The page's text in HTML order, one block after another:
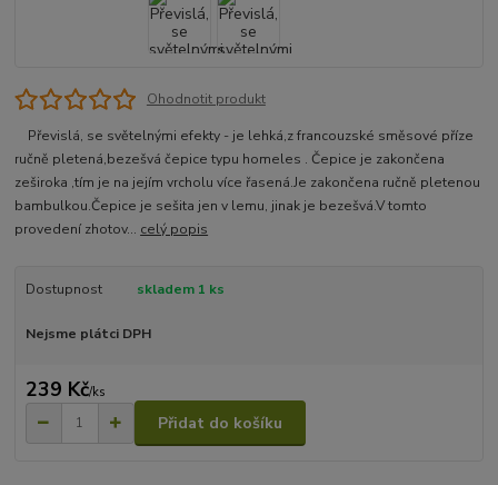
Ohodnotit produkt
Převislá, se světelnými efekty - je lehká,z francouzské směsové příze
ručně pletená,bezešvá čepice typu homeles . Čepice je zakončena
zeširoka ,tím je na jejím vrcholu více řasená.Je zakončena ručně pletenou
bambulkou.Čepice je sešita jen v lemu, jinak je bezešvá.V tomto
provedení zhotov... celý popis
Dostupnost skladem 1 ks
Nejsme plátci DPH
239 Kč/ks
Přidat do košíku